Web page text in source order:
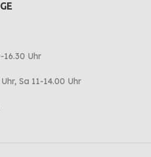
16.30 Uhr
Sa 11-14.00 Uhr